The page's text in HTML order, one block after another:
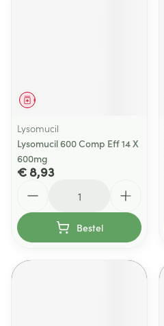
Geneesmiddel
Lysomucil
Lysomucil 600 Comp Eff 14 X
600mg
€ 8,93
Bestel